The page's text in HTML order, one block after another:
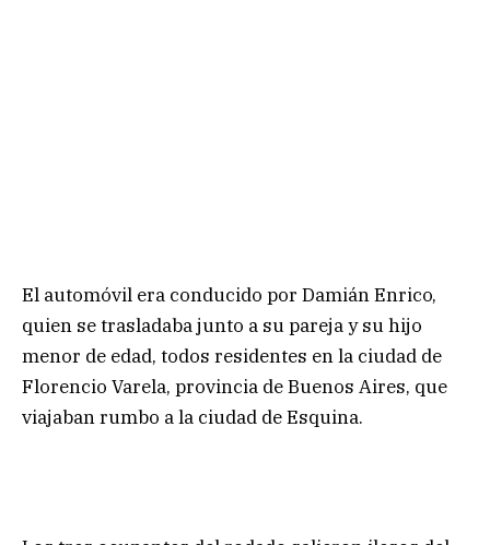
El automóvil era conducido por Damián Enrico,
quien se trasladaba junto a su pareja y su hijo
menor de edad, todos residentes en la ciudad de
Florencio Varela, provincia de Buenos Aires, que
viajaban rumbo a la ciudad de Esquina.